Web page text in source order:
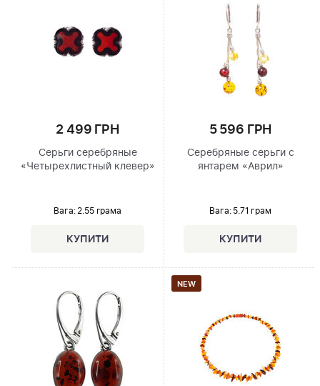
2 499 ГРН
Серьги серебряные
«Четырехлистный клевер»
Вага: 2.55 грама
5 596 ГРН
Серебряные серьги с
янтарем «Аврил»
Вага: 5.71 грам
NEW